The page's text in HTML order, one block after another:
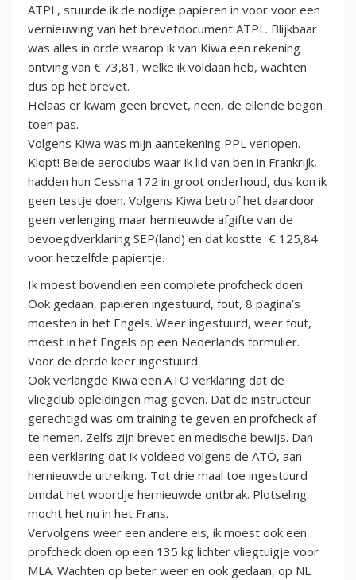
ATPL, stuurde ik de nodige papieren in voor voor een
vernieuwing van het brevetdocument ATPL. Blijkbaar
was alles in orde waarop ik van Kiwa een rekening
ontving van € 73,81, welke ik voldaan heb, wachten
dus op het brevet.
Helaas er kwam geen brevet, neen, de ellende begon
toen pas.
Volgens Kiwa was mijn aantekening PPL verlopen.
Klopt! Beide aeroclubs waar ik lid van ben in Frankrijk,
hadden hun Cessna 172 in groot onderhoud, dus kon ik
geen testje doen. Volgens Kiwa betrof het daardoor
geen verlenging maar hernieuwde afgifte van de
bevoegdverklaring SEP(land) en dat kostte € 125,84
voor hetzelfde papiertje.
Ik moest bovendien een complete profcheck doen.
Ook gedaan, papieren ingestuurd, fout, 8 pagina’s
moesten in het Engels. Weer ingestuurd, weer fout,
moest in het Engels op een Nederlands formulier.
Voor de derde keer ingestuurd.
Ook verlangde Kiwa een ATO verklaring dat de
vliegclub opleidingen mag geven. Dat de instructeur
gerechtigd was om training te geven en profcheck af
te nemen. Zelfs zijn brevet en medische bewijs. Dan
een verklaring dat ik voldeed volgens de ATO, aan
hernieuwde uitreiking. Tot drie maal toe ingestuurd
omdat het woordje hernieuwde ontbrak. Plotseling
mocht het nu in het Frans.
Vervolgens weer een andere eis, ik moest ook een
profcheck doen op een 135 kg lichter vliegtuigje voor
MLA. Wachten op beter weer en ook gedaan, op NL